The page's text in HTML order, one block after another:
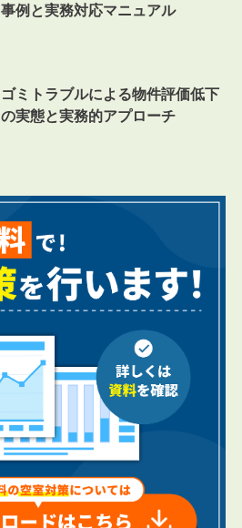
事例と実務対応マニュアル
ゴミトラブルによる物件評価低下
の実態と実務的アプローチ